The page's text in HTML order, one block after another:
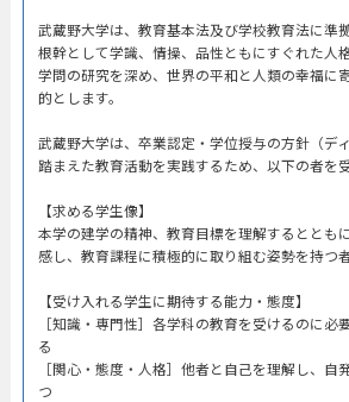
武蔵野大学は、教育基本法及び学校教育法に準
根幹として学識、情操、品性ともにすぐれた人
学問の研究を深め、世界の平和と人類の幸福に
的とします。
武蔵野大学は、卒業認定・学位授与の方針（デ
踏まえた教育活動を実践するため、以下の者を
【求める学生像】
本学の建学の精神、教育目標を理解するととも
感し、教育課程に積極的に取り組む姿勢を持つ
【受け入れる学生に期待する能力・態度】
［知識・専門性］各学科の教育を受けるのに必
る
［関心・態度・人格］他者と自己を理解し、自
つ